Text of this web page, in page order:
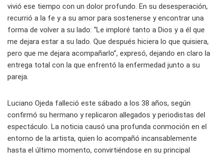
vivió ese tiempo con un dolor profundo. En su desesperación,
recurrió a la fe y a su amor para sostenerse y encontrar una
forma de volver a su lado: “Le imploré tanto a Dios y a él que
me dejara estar a su lado. Que después hiciera lo que quisiera,
pero que me dejara acompañarlo”, expresó, dejando en claro la
entrega total con la que enfrentó la enfermedad junto a su
pareja.
Luciano Ojeda falleció este sábado a los 38 años, según
confirmó su hermano y replicaron allegados y periodistas del
espectáculo. La noticia causó una profunda conmoción en el
entorno de la artista, quien lo acompañó incansablemente
hasta el último momento, convirtiéndose en su principal